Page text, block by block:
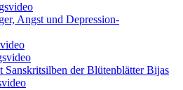
Angst und Depression-
Sanskritsilben der Blütenblätter Bijas